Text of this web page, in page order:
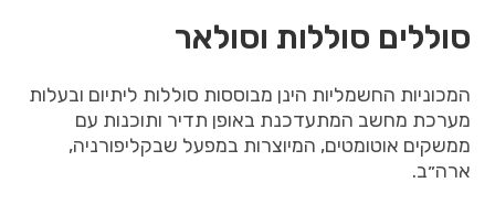
סוללים סוללות וסולאר
המכוניות החשמליות הינן מבוססות סוללות ליתיום ובעלות
מערכת מחשב המתעדכנת באופן תדיר ותוכנות עם
ממשקים אוטומטים, המיוצרות במפעל שבקליפורניה,
ארה״ב.